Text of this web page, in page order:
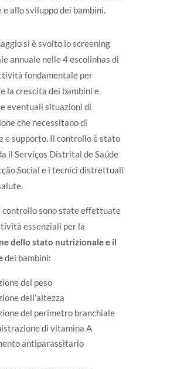
e allo sviluppo dei bambini.
si è svolto lo screening
annuale nelle 4 escolinhas di
fondamentale per
la crescita dei bambini e
eventuali situazioni di
che necessitano di
e supporto. Il controllo è stato
il Serviços Distrital de Saúde
Social e i tecnici distrettuali
controllo sono state effettuate
essenziali per la
dello stato nutrizionale e il
dei bambini:
del peso
dell’altezza
del perimetro branchiale
di vitamina A
antiparassitario